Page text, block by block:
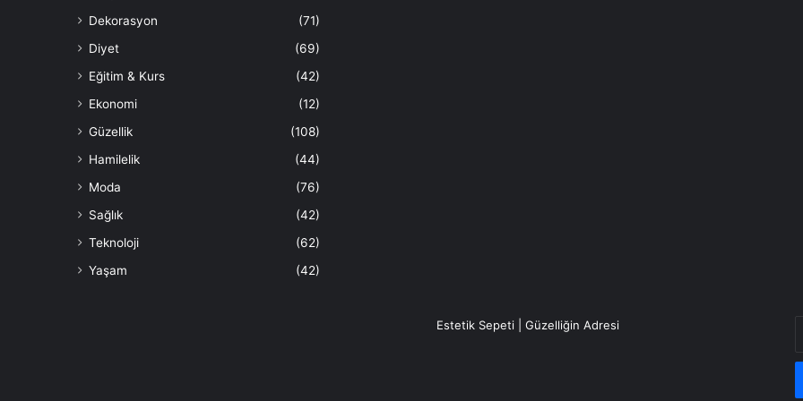
Dekorasyon
(71)
Diyet
(69)
Eğitim & Kurs
(42)
Ekonomi
(12)
Güzellik
(108)
Hamilelik
(44)
Moda
(76)
Sağlık
(42)
Teknoloji
(62)
Yaşam
(42)
Estetik Sepeti | Güzelliğin Adresi